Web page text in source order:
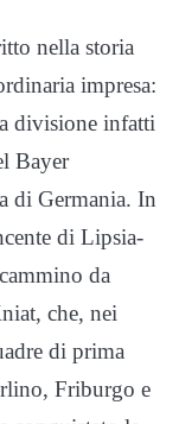
nella storia
impresa:
divisione infatti
Bayer
di Germania. In
di Lipsia-
da
che, nei
di prima
Friburgo e